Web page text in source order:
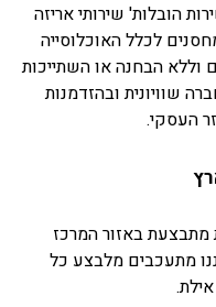
הובלות' שירותי אריזה
לכלל האוכלוסייה
וללא הבחנה או השתייכות
שוויונית ובהזדמנות
העסקי.
באזור המרכז
מתעכבים מלבצע כל